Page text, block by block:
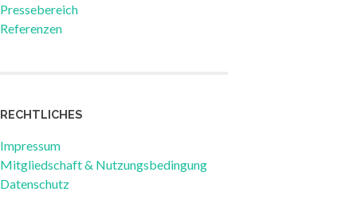
Pressebereich
Referenzen
RECHTLICHES
Impressum
Mitgliedschaft & Nutzungsbedingung
Datenschutz